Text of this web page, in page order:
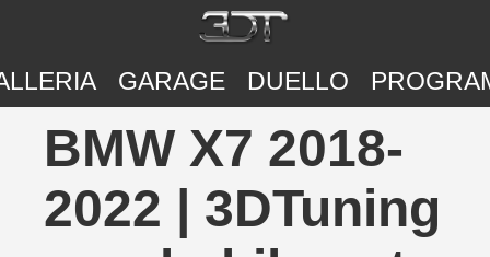
GARAGE DUELLO
BMW X7 2018-
2022 | 3DTuning